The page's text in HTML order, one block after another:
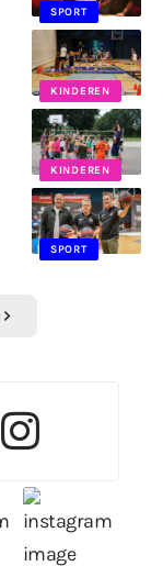
SPORT
KINDEREN
KINDEREN
SPORT